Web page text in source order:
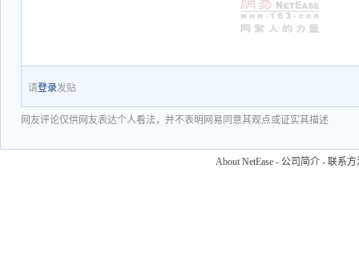
请登录发贴
网友评论仅供网友表达个人看法，并不表明网易同意其观点或证实其描述
About NetEase - 公司简介 - 联系方